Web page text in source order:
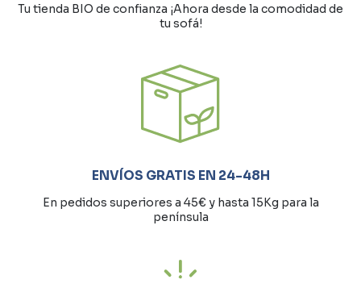
Tu tienda BIO de confianza ¡Ahora desde la comodidad de
tu sofá!
ENVÍOS GRATIS EN 24-48H
En pedidos superiores a 45€ y hasta 15Kg para la
península